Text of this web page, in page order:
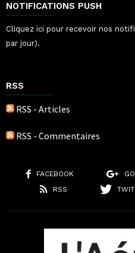
NOTIFICATIONS PUSH
Cliquez ici pour recevoir nos
par jour).
RSS
RSS - Articles
RSS - Commentaires
FACEBOOK
RSS